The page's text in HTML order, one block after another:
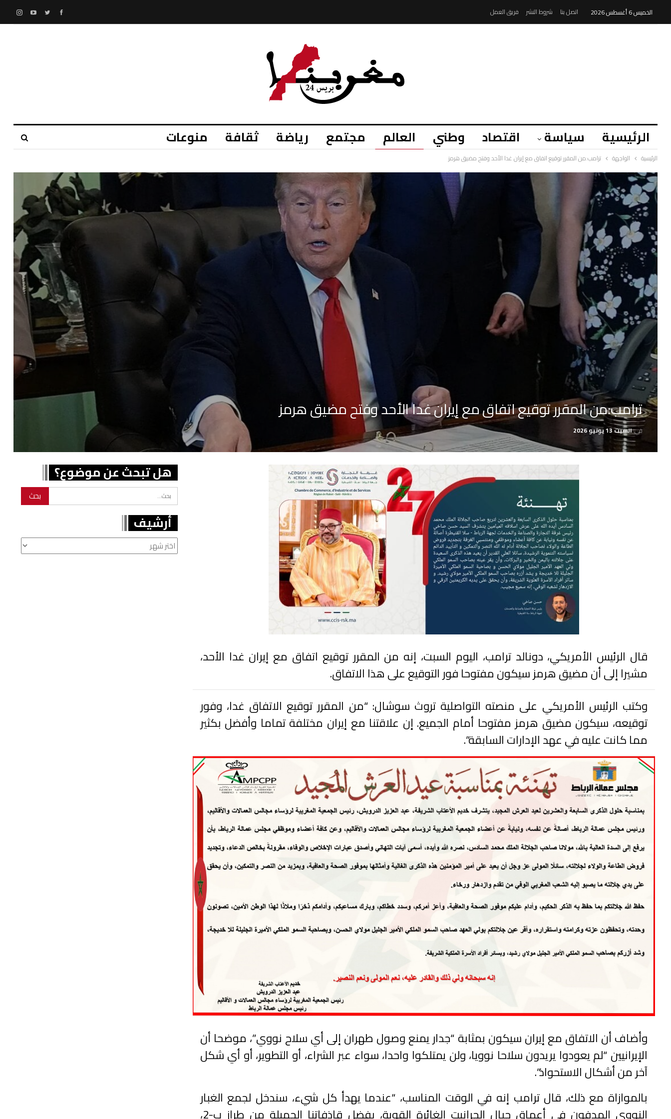
الخميس 6 أغسطس 2026 اتصل بنا شروط النشر فريق العمل
الرئيسية سياسة اقتصاد وطني العالم مجتمع رياضة ثقافة منوعات
الرئيسية الواجهة ترامب:من المقرر توقيع اتفاق مع إيران غدا الأحد وفتح مضيق هرمز
ترامب:من المقرر توقيع اتفاق مع إيران غدا الأحد وفتح مضيق هرمز
فيالسبت 13 يونيو 2026
قال الرئيس الأمريكي، دونالد ترامب، اليوم السبت، إنه من المقرر توقيع اتفاق مع إيران غدا الأحد،
مشيرا إلى أن مضيق هرمز سيكون مفتوحا فور التوقيع على هذا الاتفاق.
وكتب الرئيس الأمريكي على منصته التواصلية تروث سوشال: “من المقرر توقيع الاتفاق غدا، وفور
توقيعه، سيكون مضيق هرمز مفتوحا أمام الجميع. إن علاقتنا مع إيران مختلفة تماما وأفضل بكثير
مما كانت عليه في عهد الإدارات السابقة”.
وأضاف أن الاتفاق مع إيران سيكون بمثابة “جدار يمنع وصول طهران إلى أي سلاح نووي”، موضحا أن
الإيرانيين “لم يعودوا يريدون سلاحا نوويا، ولن يمتلكوا واحدا، سواء عبر الشراء، أو التطوير، أو أي شكل
آخر من أشكال الاستحواذ”.
بالموازاة مع ذلك، قال ترامب إنه في الوقت المناسب، “عندما يهدأ كل شيء، سندخل لجمع الغبار
النووي المدفون في أعماق جبال الجرانيت الغائرة القوية، بفضل قاذفاتنا الجميلة من طراز ب-2،
هل تبحث عن موضوع؟
أرشيف
أرشيف